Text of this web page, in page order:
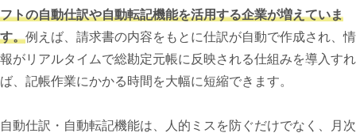
フトの自動仕訳や自動転記機能を活用する企業が増えていま
す。例えば、請求書の内容をもとに仕訳が自動で作成され、情
報がリアルタイムで総勘定元帳に反映される仕組みを導入すれ
ば、記帳作業にかかる時間を大幅に短縮できます。
自動仕訳・自動転記機能は、人的ミスを防ぐだけでなく、月次